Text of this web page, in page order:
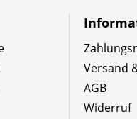
Versand
AGB
Widerruf